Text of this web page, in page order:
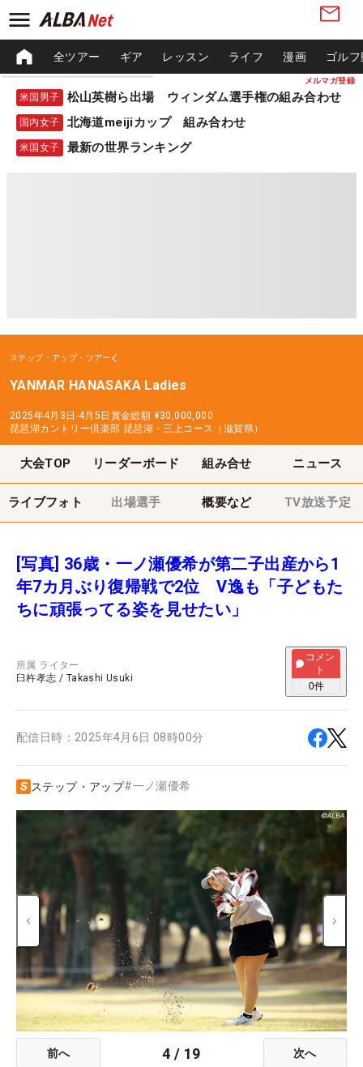
メルマガ登録
全ツアー ギア レッスン ライフ 漫画 ゴル
米国男子 松山英樹ら出場 ウィンダム選手権の組み合わせ
国内女子 北海道meijiカップ 組み合わせ
米国女子 最新の世界ランキング
ステップ・アップ・ツアー
YANMAR HANASAKA Ladies
2025年4月3日-4月5日 賞金総額 ¥30,000,000
琵琶湖カントリー倶楽部 琵琶湖・三上コース（滋賀県）
大会TOP リーダーボード 組み合せ ニュース
ライブフォト 出場選手 概要など TV放送予定
[写真] 36歳・一ノ瀬優希が第二子出産から1
年7カ月ぶり復帰戦で2位 V逸も「子どもた
ちに頑張ってる姿を見せたい」
所属 ライター
臼杵孝志 / Takashi Usuki
コメン
ト
0件
配信日時： 2025年4月6日 08時00分
ステップ・アップ#一ノ瀬優希
前へ 4 / 19 次へ